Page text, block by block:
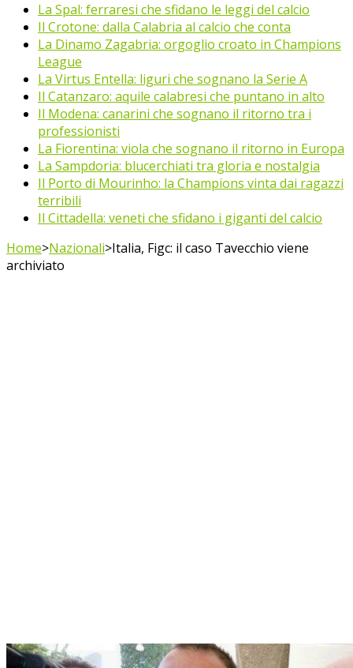
La Spal: ferraresi che sfidano le leggi del calcio
Il Crotone: dalla Calabria al calcio che conta
La Dinamo Zagabria: orgoglio croato in Champions
League
La Virtus Entella: liguri che sognano la Serie A
Il Catanzaro: aquile calabresi che puntano in alto
Il Modena: canarini che sognano il ritorno tra i
professionisti
La Fiorentina: viola che sognano il ritorno in Europa
La Sampdoria: blucerchiati tra gloria e nostalgia
Il Porto di Mourinho: la Champions vinta dai ragazzi
terribili
Il Cittadella: veneti che sfidano i giganti del calcio
Home>Nazionali>Italia, Figc: il caso Tavecchio viene
archiviato